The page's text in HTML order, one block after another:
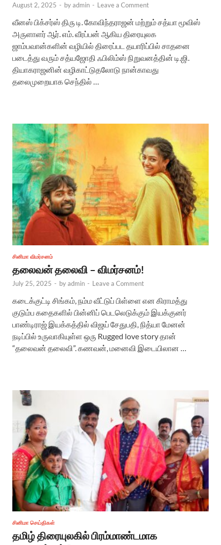
August 2, 2025 - byadmin - Leave a Comment
வீனஸ் பிக்சர்ஸ் திரு டி. கோவிந்தராஜன் மற்றும் சத்யா மூவிஸ்
அருளாளர் ஆர். எம். வீரப்பன் ஆகிய திரையுலக
ஜாம்பவான்களின் வழியில் திரைப்பட தயாரிப்பில் சாதனை
படைத்து வரும் சத்யஜோதி ஃபிலிம்ஸ் நிறுவனத்தின் டி.ஜி.
தியாகராஜனின் வழிகாட்டுதலோடு நான்காவது
தலைமுறையாக செந்தில் …
சினிமா விமர்சனம்
தலைவன் தலைவி – விமர்சனம்!
July 25, 2025 - byadmin - Leave a Comment
கடைக்குட்டி சிங்கம், நம்ம வீட்டுப் பிள்ளை என கிராமத்து
குடும்ப கதைகளில் பின்னிப் பெடலெடுக்கும் இயக்குனர்
பாண்டிராஜ் இயக்கத்தில் விஜய் சேதுபதி, நித்யா மேனன்
நடிப்பில் உருவாகியுள்ள ஒரு Rugged love story தான்
“தலைவன் தலைவி”. கணவன், மனைவி இடையிலான …
சினிமா செய்திகள்
தமிழ் திரையுலகில் பிரம்மாண்டமாக